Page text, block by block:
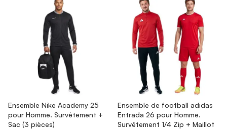
Ensemble Nike Academy 25
pour Homme. Survêtement +
Sac (3 pièces)
Ensemble de football adidas
Entrada 26 pour Homme.
Survêtement 1/4 Zip + Maillot